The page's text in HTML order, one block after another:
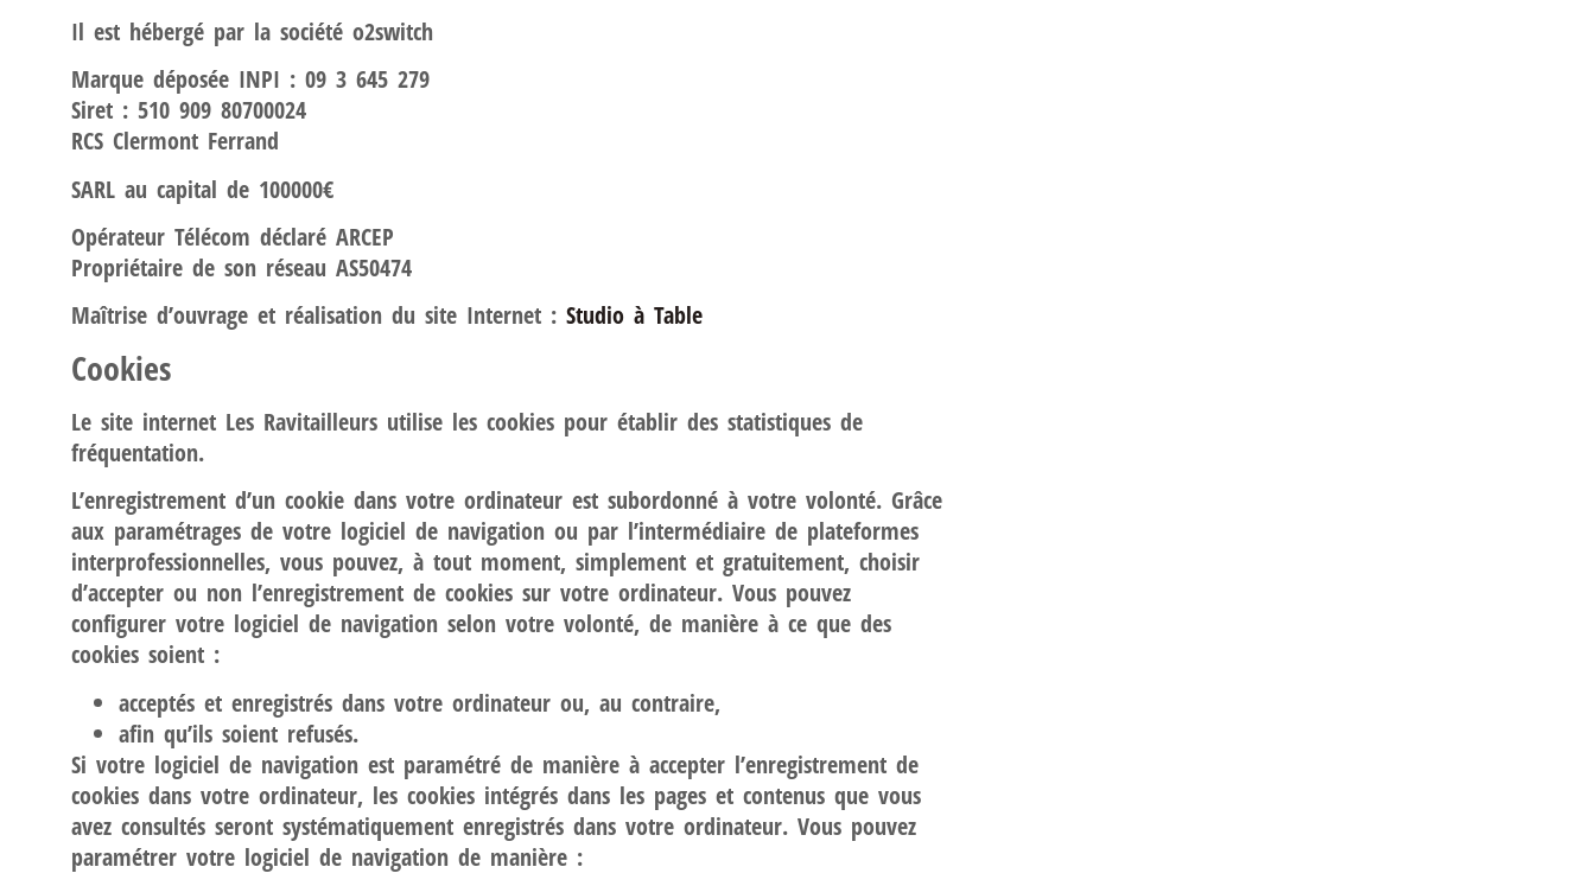
Il est hébergé par la société o2switch
Marque déposée INPI : 09 3 645 279
Siret : 510 909 80700024
RCS Clermont Ferrand
SARL au capital de 100000€
Opérateur Télécom déclaré ARCEP
Propriétaire de son réseau AS50474
Maîtrise d’ouvrage et réalisation du site Internet : Studio à Table
Cookies
Le site internet Les Ravitailleurs utilise les cookies pour établir des statistiques de
fréquentation.
L’enregistrement d’un cookie dans votre ordinateur est subordonné à votre volonté. Grâce
aux paramétrages de votre logiciel de navigation ou par l’intermédiaire de plateformes
interprofessionnelles, vous pouvez, à tout moment, simplement et gratuitement, choisir
d’accepter ou non l’enregistrement de cookies sur votre ordinateur. Vous pouvez
configurer votre logiciel de navigation selon votre volonté, de manière à ce que des
cookies soient :
acceptés et enregistrés dans votre ordinateur ou, au contraire,
afin qu’ils soient refusés.
Si votre logiciel de navigation est paramétré de manière à accepter l’enregistrement de
cookies dans votre ordinateur, les cookies intégrés dans les pages et contenus que vous
avez consultés seront systématiquement enregistrés dans votre ordinateur. Vous pouvez
paramétrer votre logiciel de navigation de manière :